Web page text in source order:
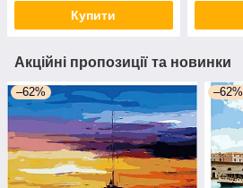
Купити
Акційні пропозиції та новинки
–62% –62%